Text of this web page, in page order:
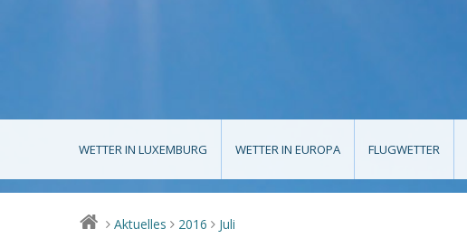
WETTER IN LUXEMBURG WETTER IN EUROPA FLUGWETTER
> Aktuelles > 2016 > Juli